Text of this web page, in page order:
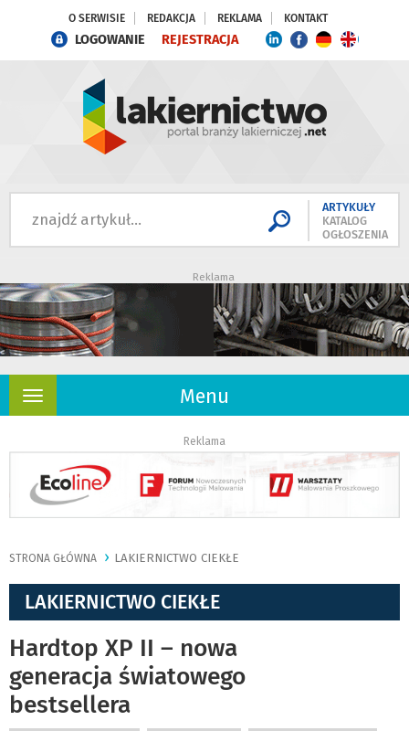
O SERWISIE REDAKCJA REKLAMA KONTAKT
LOGOWANIE REJESTRACJA
ARTYKUŁY
KATALOG
OGŁOSZENIA
Reklama
Menu
Rozwiń
Reklama
STRONA GŁÓWNA LAKIERNICTWO CIEKŁE
LAKIERNICTWO CIEKŁE
Hardtop XP II – nowa
generacja światowego
bestsellera